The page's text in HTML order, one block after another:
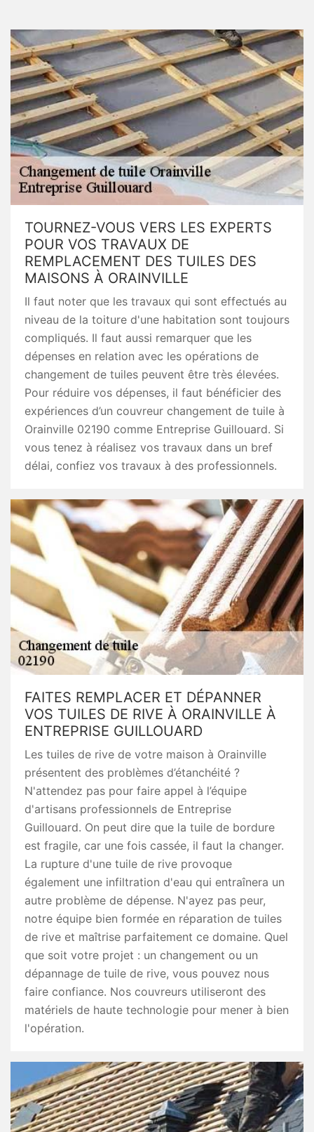
TOURNEZ-VOUS VERS LES EXPERTS
POUR VOS TRAVAUX DE
REMPLACEMENT DES TUILES DES
MAISONS À ORAINVILLE
Il faut noter que les travaux qui sont effectués au
niveau de la toiture d'une habitation sont toujours
compliqués. Il faut aussi remarquer que les
dépenses en relation avec les opérations de
changement de tuiles peuvent être très élevées.
Pour réduire vos dépenses, il faut bénéficier des
expériences d’un couvreur changement de tuile à
Orainville 02190 comme Entreprise Guillouard. Si
vous tenez à réalisez vos travaux dans un bref
délai, confiez vos travaux à des professionnels.
FAITES REMPLACER ET DÉPANNER
VOS TUILES DE RIVE À ORAINVILLE À
ENTREPRISE GUILLOUARD
Les tuiles de rive de votre maison à Orainville
présentent des problèmes d’étanchéité ?
N'attendez pas pour faire appel à l’équipe
d'artisans professionnels de Entreprise
Guillouard. On peut dire que la tuile de bordure
est fragile, car une fois cassée, il faut la changer.
La rupture d'une tuile de rive provoque
également une infiltration d'eau qui entraînera un
autre problème de dépense. N'ayez pas peur,
notre équipe bien formée en réparation de tuiles
de rive et maîtrise parfaitement ce domaine. Quel
que soit votre projet : un changement ou un
dépannage de tuile de rive, vous pouvez nous
faire confiance. Nos couvreurs utiliseront des
matériels de haute technologie pour mener à bien
l'opération.